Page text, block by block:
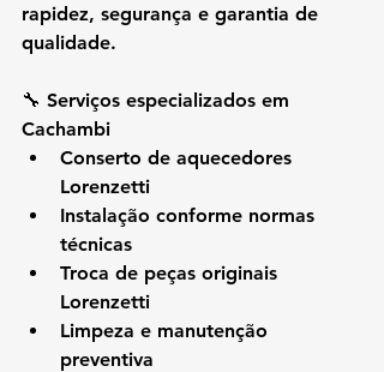
rapidez, segurança e garantia de
qualidade.
🔧 Serviços especializados em
Cachambi
Conserto de aquecedores
Lorenzetti
Instalação conforme normas
técnicas
Troca de peças originais
Lorenzetti
Limpeza e manutenção
preventiva